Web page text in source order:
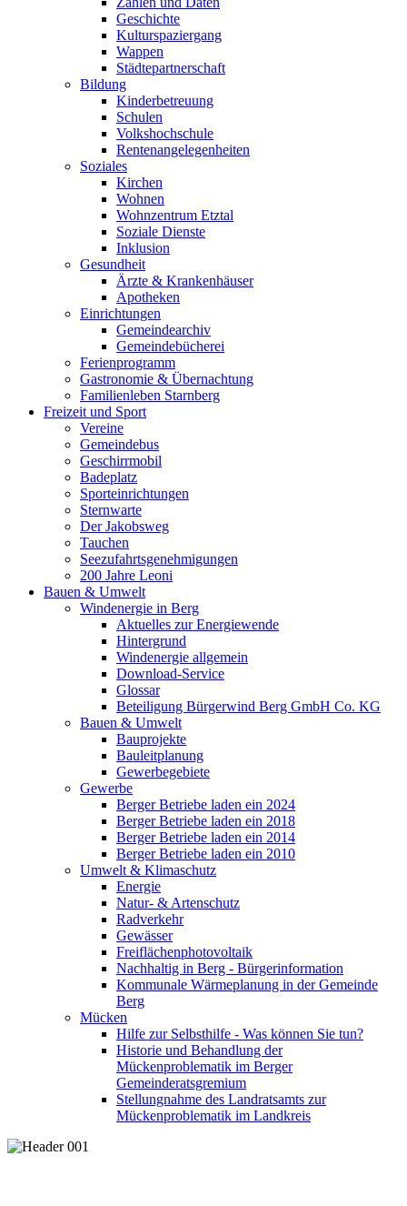
Geschichte
Kulturspaziergang
Wappen
Städtepartnerschaft
Bildung
Kinderbetreuung
Schulen
Volkshochschule
Rentenangelegenheiten
Soziales
Kirchen
Wohnen
Wohnzentrum Etztal
Soziale Dienste
Inklusion
Gesundheit
Ärzte & Krankenhäuser
Apotheken
Einrichtungen
Gemeindearchiv
Gemeindebücherei
Ferienprogramm
Gastronomie & Übernachtung
Familienleben Starnberg
Freizeit und Sport
Vereine
Gemeindebus
Geschirrmobil
Badeplatz
Sporteinrichtungen
Sternwarte
Der Jakobsweg
Tauchen
Seezufahrtsgenehmigungen
200 Jahre Leoni
Bauen & Umwelt
Windenergie in Berg
Aktuelles zur Energiewende
Hintergrund
Windenergie allgemein
Download-Service
Glossar
Beteiligung Bürgerwind Berg GmbH Co. KG
Bauen & Umwelt
Bauprojekte
Bauleitplanung
Gewerbegebiete
Gewerbe
Berger Betriebe laden ein 2024
Berger Betriebe laden ein 2018
Berger Betriebe laden ein 2014
Berger Betriebe laden ein 2010
Umwelt & Klimaschutz
Energie
Natur- & Artenschutz
Radverkehr
Gewässer
Freiflächenphotovoltaik
Nachhaltig in Berg - Bürgerinformation
Kommunale Wärmeplanung in der Gemeinde
Berg
Mücken
Hilfe zur Selbsthilfe - Was können Sie tun?
Historie und Behandlung der
Mückenproblematik im Berger
Gemeinderatsgremium
Stellungnahme des Landratsamts zur
Mückenproblematik im Landkreis